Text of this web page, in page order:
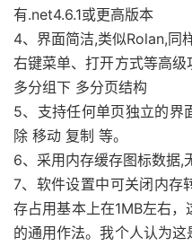
有.net4.6.1或更高版本
4、界面简洁,类似Rolan,同
右键菜单、打开方式等高
多分组下 多分页结构
5、支持任何单页独立的界
除 移动 复制 等。
6、采用内存缓存图标数据,
7、软件设置中可关闭内存
存占用基本上在1MB左右
的通用作法。我个人认为